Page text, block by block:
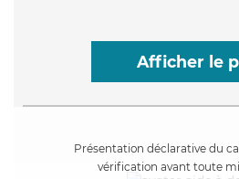
Afficher le
Présentation déclarative du
vérification avant toute